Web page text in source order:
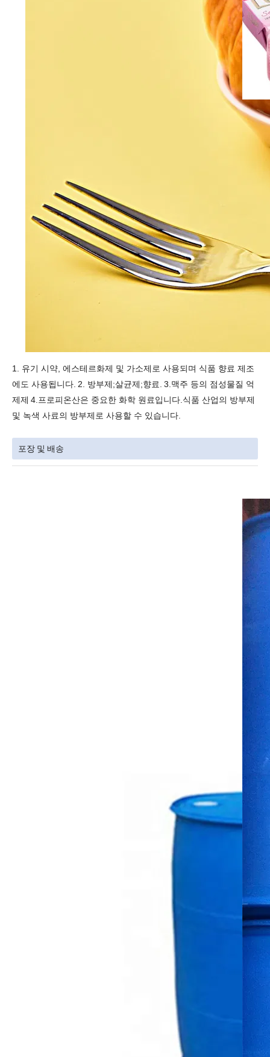
1. 유기 시약, 에스테르화제 및 가소제로 사용되며 식품 향료 제조
에도 사용됩니다. 2. 방부제;살균제;향료. 3.맥주 등의 점성물질 억
제제 4.프로피온산은 중요한 화학 원료입니다.식품 산업의 방부제
및 녹색 사료의 방부제로 사용할 수 있습니다.
포장 및 배송